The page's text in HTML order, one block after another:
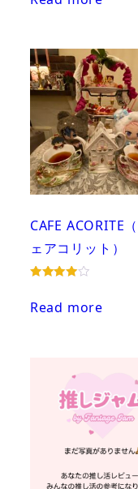
CAFE ACORITE
ェアコリット）
out of 5
Read more